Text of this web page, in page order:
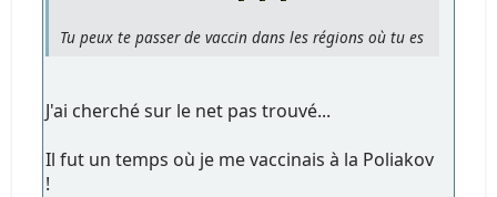
Tu peux te passer de vaccin dans les régions où tu es
J'ai cherché sur le net pas trouvé...
Il fut un temps où je me vaccinais à la Poliakov
!